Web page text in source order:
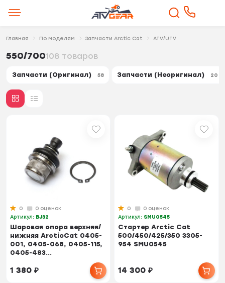
Главная По моделям Запчасти Arctic Cat ATV/UTV
550/700108 товаров
Запчасти (Оригинал) 58 Запчасти (Неоригинал) 20
0
0 оценок
Артикул: BJ32
Шаровая опора верхняя/
нижняя ArcticCat 0405-
001, 0405-068, 0405-115,
0405-483...
1 380₽
0
0 оценок
Артикул: SMU0545
Стартер Arctic Cat
500/450/425/350 3305-
954 SMU0545
14 300₽